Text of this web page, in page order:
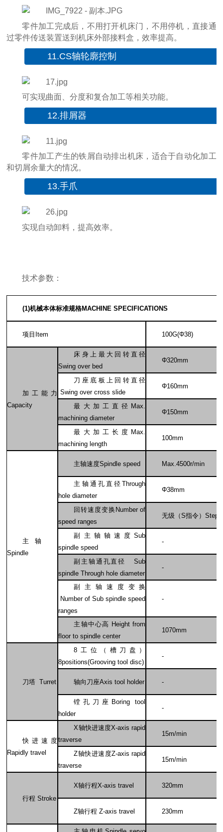
零件加工完成后，不用打开机床门，不用停机，直接通
过零件传送装置送到机床外部接料盒，效率提高。
11.CS轴轮廓控制
可实现曲面、分度和复合加工等相关功能。
12.排屑器
零件加工产生的铁屑自动排出机床，适合于自动化加工
和切屑余量大的情况。
13.手爪
实现自动卸料，提高效率。
技术参数：
(1)机械本体标准规格MACHINE SPECIFICATIONS
项目Item 100G(Φ38)
加工能力
Capacity
床身上最大回转直径
Swing over bed
Φ320mm
刀座底板上回转直径
Swing over cross slide
Φ160mm
最大加工直径Max.
machining diameter
Φ150mm
最大加工长度Max.
machining length
100mm
主轴
Spindle
主轴速度Spindle speed Max.4500r/min
主轴通孔直径Through
hole diameter
Φ38mm
回转速度变换Number of
speed ranges
无级（S指令）Step-
副主轴轴速度Sub
spindle speed
-
副主轴通孔直径 Sub
spindle Through hole diameter
-
副主轴速度变换
Number of Sub spindle speed
ranges
-
主轴中心高 Height from
floor to spindle center
1070mm
刀塔 Turret
8 工位（槽刀盘）
8positions(Grooving tool disc)
-
轴向刀座Axis tool holder -
镗孔刀座Boring tool
holder
-
快进速度
Rapidly travel
X轴快进速度X-axis rapid
traverse
15m/min
Z轴快进速度Z-axis rapid
traverse
15m/min
行程 Stroke
X轴行程X-axis travel 320mm
Z轴行程 Z-axis travel 230mm